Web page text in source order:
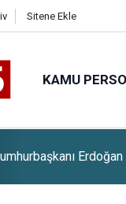
Sitene Ekle
KAMU
Sınavsız